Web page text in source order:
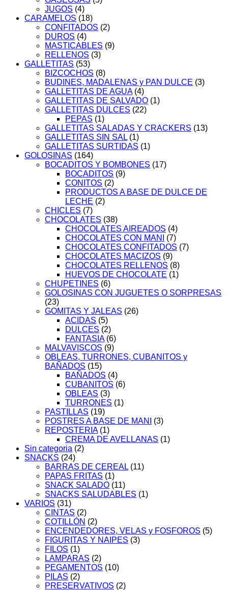
JUGOS (4)
CARAMELOS (18)
CONFITADOS (2)
DUROS (4)
MASTICABLES (9)
RELLENOS (3)
GALLETITAS (53)
BIZCOCHOS (8)
BUDINES, MADALENAS y PAN DULCE (3)
GALLETITAS DE AGUA (4)
GALLETITAS DE SALVADO (1)
GALLETITAS DULCES (22)
PEPAS (1)
GALLETITAS SALADAS Y CRACKERS (13)
GALLETITAS SIN SAL (1)
GALLETITAS SURTIDAS (1)
GOLOSINAS (164)
BOCADITOS Y BOMBONES (17)
BOCADITOS (9)
CONITOS (2)
PRODUCTOS A BASE DE DULCE DE
LECHE (2)
CHICLES (7)
CHOCOLATES (38)
CHOCOLATES AIREADOS (4)
CHOCOLATES CON MANI
(7)
CHOCOLATES CONFITADOS (7)
CHOCOLATES MACIZOS (9)
CHOCOLATES RELLENOS (8)
HUEVOS DE CHOCOLATE (1)
CHUPETINES (6)
GOLOSINAS CON JUGUETES O SORPRESAS
(23)
GOMITAS Y JALEAS (26)
ACIDAS (5)
DULCES (2)
FANTASIA (6)
MALVAVISCOS (9)
OBLEAS, TURRONES, CUBANITOS y
BAÑADOS (15)
BAÑADOS (4)
CUBANITOS (6)
OBLEAS (3)
TURRONES (1)
PASTILLAS (19)
POSTRES A BASE DE MANI
(3)
REPOSTERIA (1)
CREMA DE AVELLANAS (1)
Sin categoria (2)
SNACKS (24)
BARRAS DE CEREAL (11)
PAPAS FRITAS (1)
SNACK SALADO (11)
SNACKS SALUDABLES (1)
VARIOS (31)
CINTAS (2)
COTILLÓN (2)
ENCENDEDORES, VELAS y FOSFOROS (5)
FIGURITAS Y NAIPES (3)
FILOS (1)
LAMPARAS (2)
PEGAMENTOS (10)
PILAS (2)
PRESERVATIVOS (2)